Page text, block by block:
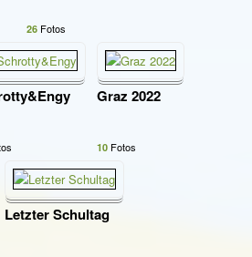
26Fotos
Graz 2022
10Fotos
Letzter Schultag